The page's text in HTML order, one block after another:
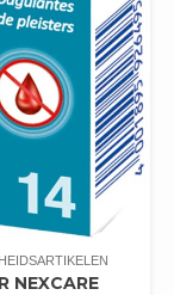
NEXCARE